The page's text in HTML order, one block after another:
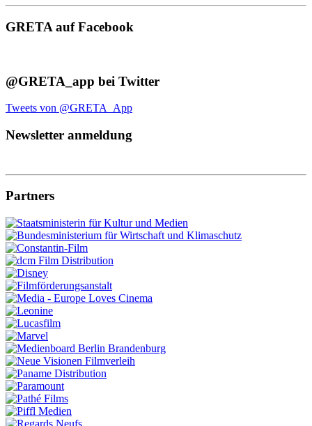
GRETA auf Facebook
@GRETA_app bei Twitter
Tweets von @GRETA_App
Newsletter anmeldung
Partners